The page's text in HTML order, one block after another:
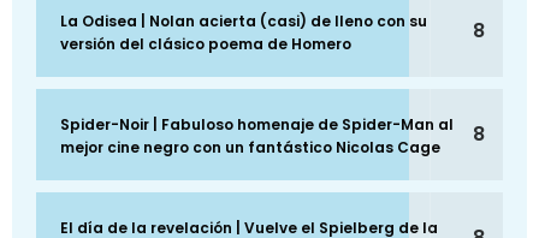
La Odisea | Nolan acierta (casi) de lleno con su
versión del clásico poema de Homero
8
Spider-Noir | Fabuloso homenaje de Spider-Man al
mejor cine negro con un fantástico Nicolas Cage
8
El día de la revelación | Vuelve el Spielberg de la